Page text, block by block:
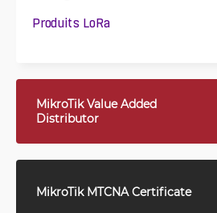
Produits LoRa
MikroTik Value Added
Distributor
MikroTik MTCNA Certificate